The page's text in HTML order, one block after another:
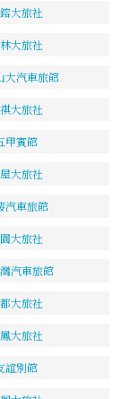
大旅社
大旅社
大汽車旅館
大旅社
甲賓館
大旅社
汽車旅館
大旅社
汽車旅館
大旅社
大旅社
誼別館